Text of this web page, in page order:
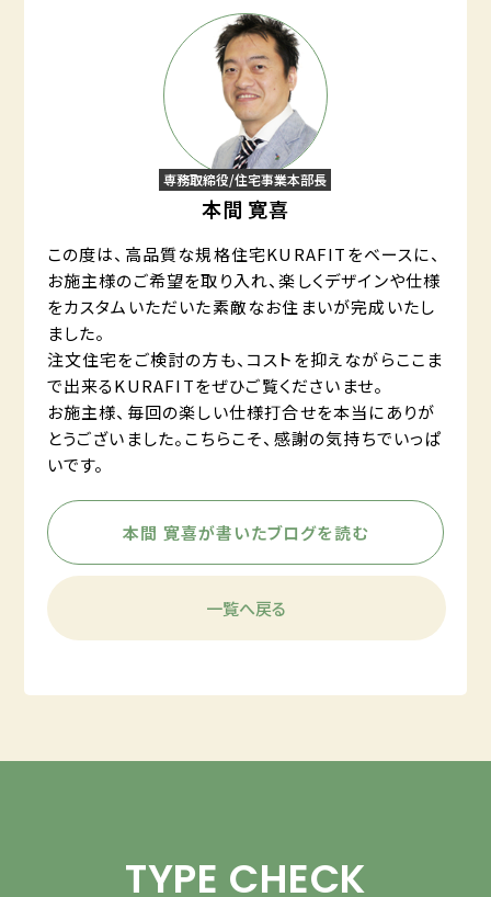
専務取締役/住宅事業本部長
本間 寛喜
この度は、高品質な規格住宅KURAFITをベースに、
お施主様のご希望を取り入れ、楽しくデザインや仕様
をカスタムいただいた素敵なお住まいが完成いたし
ました。
注文住宅をご検討の方も、コストを抑えながらここま
で出来るKURAFITをぜひご覧くださいませ。
お施主様、毎回の楽しい仕様打合せを本当にありが
とうございました。こちらこそ、感謝の気持ちでいっぱ
いです。
本間 寛喜が書いたブログを読む
一覧へ戻る
TYPE CHECK